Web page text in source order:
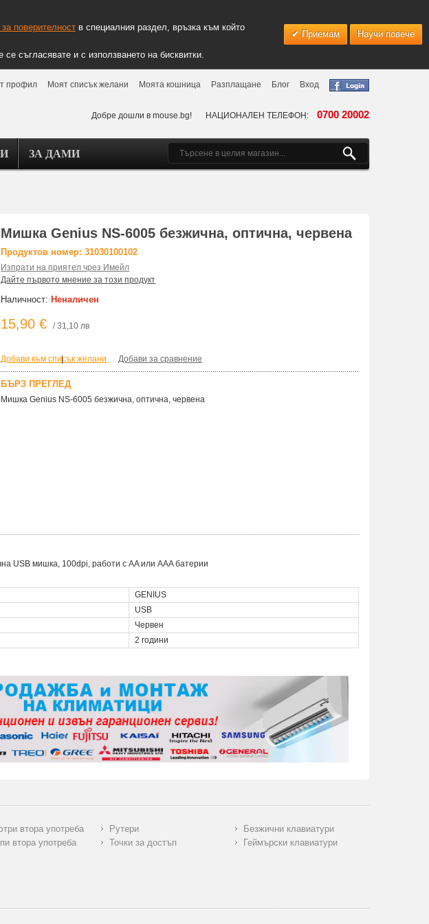
поверителноств специалния раздел, връзка към който
съгласявате и с използването на бисквитки.
Приемам Научи повече
профил Моят списък желани Моята кошница Разплащане Блог Вход
Добре дошли в mouse.bg! НАЦИОНАЛЕН ТЕЛЕФОН: 0700 20002
ЗА ДАМИ
Мишка Genius NS-6005 безжична, оптична, червена
Продуктов номер: 31030100102
Изпрати на приятел чрез Имейл
Дайте първото мнение за този продукт
Наличност: Неналичен
15,90 € / 31,10 лв
Добави към списък желани
| Добави за сравнение
БЪРЗ ПРЕГЛЕД
Мишка Genius NS-6005 безжична, оптична, червена
USB мишка, 100dpi, работи с AA или AAA батерии
GENIUS
USB
Червен
2 години
втора употреба
втора употреба
Рутери
Точки за достъп
Безжични клавиатури
Геймърски клавиатури